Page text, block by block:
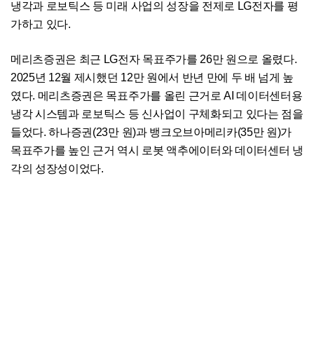
냉각과 로보틱스 등 미래 사업의 성장을 전제로 LG전자를 평
가하고 있다.
메리츠증권은 최근 LG전자 목표주가를 26만 원으로 올렸다.
2025년 12월 제시했던 12만 원에서 반년 만에 두 배 넘게 높
였다. 메리츠증권은 목표주가를 올린 근거로 AI 데이터센터용
냉각 시스템과 로보틱스 등 신사업이 구체화되고 있다는 점을
들었다. 하나증권(23만 원)과 뱅크오브아메리카(35만 원)가
목표주가를 높인 근거 역시 로봇 액추에이터와 데이터센터 냉
각의 성장성이었다.